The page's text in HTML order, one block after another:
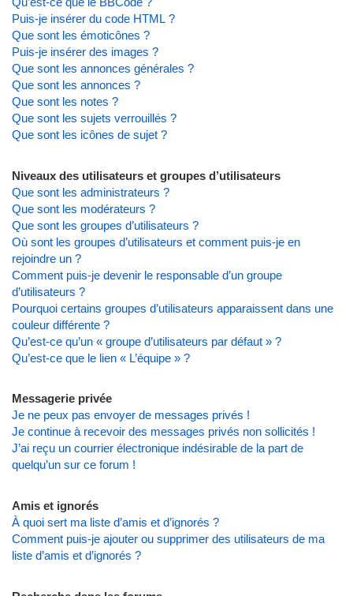
Puis-je insérer du code HTML ?
Que sont les émoticônes ?
Puis-je insérer des images ?
Que sont les annonces générales ?
Que sont les annonces ?
Que sont les notes ?
Que sont les sujets verrouillés ?
Que sont les icônes de sujet ?
Niveaux des utilisateurs et groupes d’utilisateurs
Que sont les administrateurs ?
Que sont les modérateurs ?
Que sont les groupes d’utilisateurs ?
Où sont les groupes d’utilisateurs et comment puis-je en
rejoindre un ?
Comment puis-je devenir le responsable d’un groupe
d’utilisateurs ?
Pourquoi certains groupes d’utilisateurs apparaissent dans une
couleur différente ?
Qu’est-ce qu’un « groupe d’utilisateurs par défaut » ?
Qu’est-ce que le lien « L’équipe » ?
Messagerie privée
Je ne peux pas envoyer de messages privés !
Je continue à recevoir des messages privés non sollicités !
J’ai reçu un courrier électronique indésirable de la part de
quelqu’un sur ce forum !
Amis et ignorés
À quoi sert ma liste d’amis et d’ignorés ?
Comment puis-je ajouter ou supprimer des utilisateurs de ma
liste d’amis et d’ignorés ?